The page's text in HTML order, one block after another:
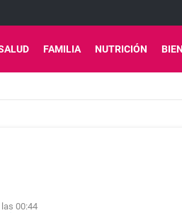
FAMILIA NUTRICIÓN
00:44